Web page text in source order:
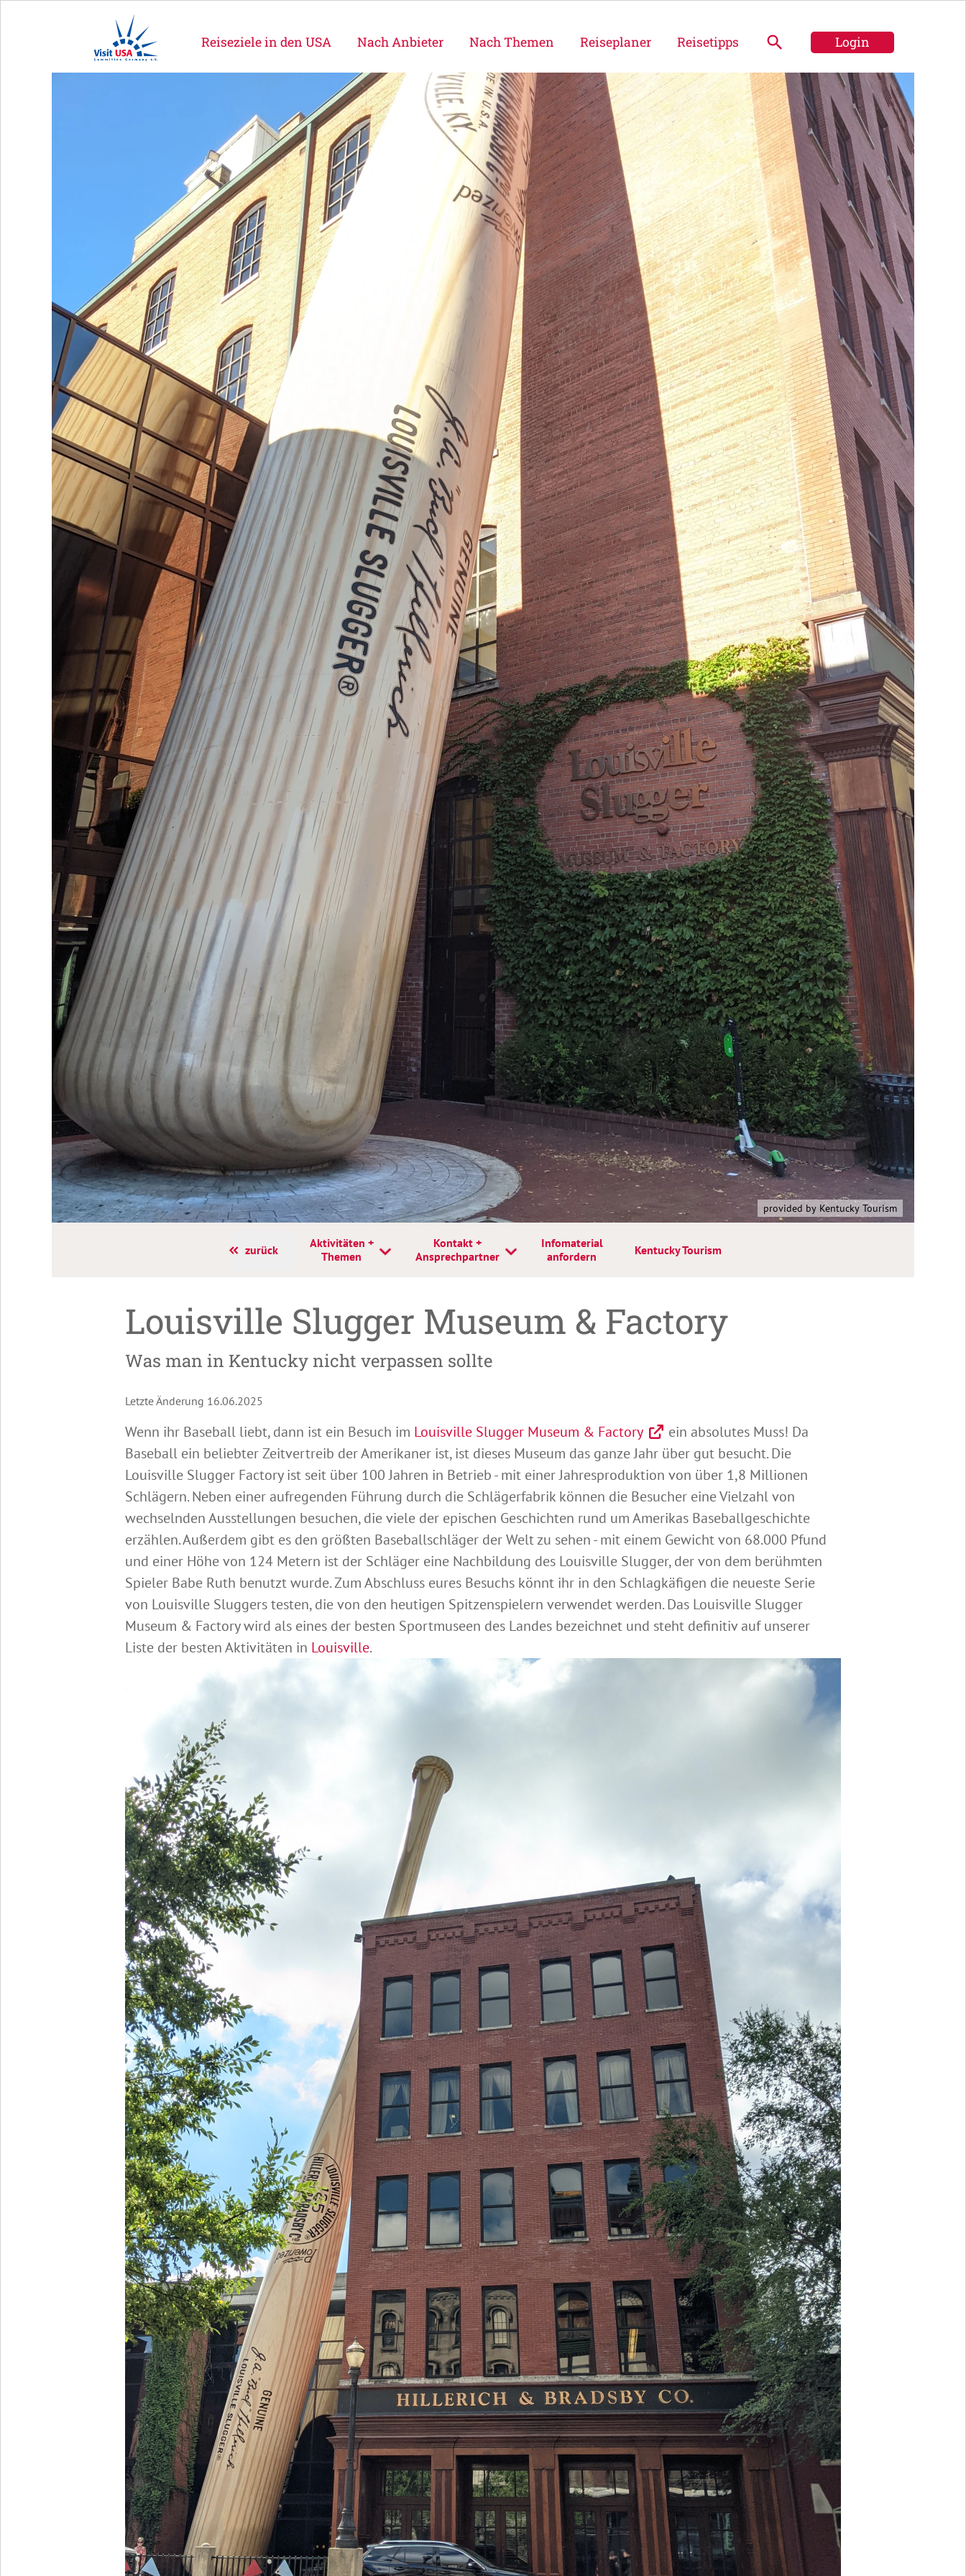
Reiseziele in den USA Nach Anbieter Nach Themen Reiseplaner Reisetipps Login
provided by Kentucky Tourism
zurück
Aktivitäten +
Themen
Kontakt +
Ansprechpartner
Infomaterial
anfordern
Kentucky Tourism
Louisville Slugger Museum & Factory
Was man in Kentucky nicht verpassen sollte
Letzte Änderung 16.06.2025
Wenn ihr Baseball liebt, dann ist ein Besuch im Louisville Slugger Museum & Factory
ein absolutes Muss! Da
Baseball ein beliebter Zeitvertreib der Amerikaner ist, ist dieses Museum das ganze Jahr über gut besucht. Die
Louisville Slugger Factory ist seit über 100 Jahren in Betrieb - mit einer Jahresproduktion von über 1,8 Millionen
Schlägern. Neben einer aufregenden Führung durch die Schlägerfabrik können die Besucher eine Vielzahl von
wechselnden Ausstellungen besuchen, die viele der epischen Geschichten rund um Amerikas Baseballgeschichte
erzählen. Außerdem gibt es den größten Baseballschläger der Welt zu sehen - mit einem Gewicht von 68.000 Pfund
und einer Höhe von 124 Metern ist der Schläger eine Nachbildung des Louisville Slugger, der von dem berühmten
Spieler Babe Ruth benutzt wurde. Zum Abschluss eures Besuchs könnt ihr in den Schlagkäfigen die neueste Serie
von Louisville Sluggers testen, die von den heutigen Spitzenspielern verwendet werden. Das Louisville Slugger
Museum & Factory wird als eines der besten Sportmuseen des Landes bezeichnet und steht definitiv auf unserer
Liste der besten Aktivitäten in Louisville.